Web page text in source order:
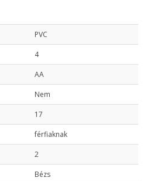
PVC
4
AA
Nem
17
férfiaknak
2
Bézs